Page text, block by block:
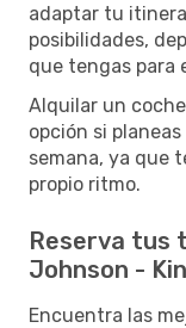
adaptar tu
posibilidades,
que tengas para
Alquilar un
opción si
semana, ya que
propio ritmo.
Reserva tus
Johnson -
Encuentra las